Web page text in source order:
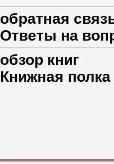
обратная
Ответы на
обзор книг
Книжная полка